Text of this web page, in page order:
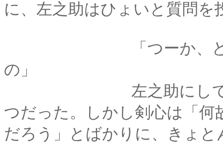
に、左之助はひょいと質問を
「つーか、どこがそ
の」
左之助にしてみれば
つだった。しかし剣心は「
だろう」とばかりに、きょと